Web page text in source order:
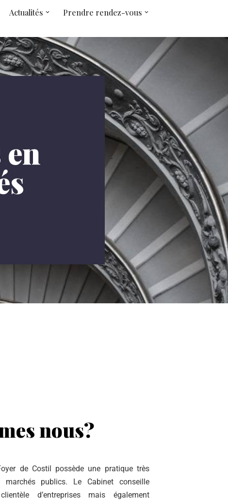
Actualités
Prendre rendez-vous
nous?
de Costil possède une pratique très
publics. Le Cabinet conseille
d’entreprises mais également